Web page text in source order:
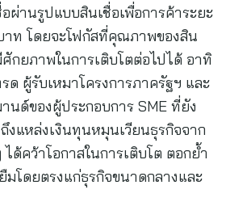
ผ่านรูปแบบสินเชื่อเพื่อการค้าระยะ
ท โดยจะโฟกัสที่คุณภาพของสิน
กยภาพในการเติบโตต่อไปได้ อาทิ
ด ผู้รับเหมาโครงการภาครัฐฯ และ
นด์ของผู้ประกอบการ SME ที่ยัง
งแหล่งเงินทุนหมุนเวียนธุรกิจจาก
ด้คว้าโอกาสในการเติบโต ตอกย้ำ
มโดยตรงแก่ธุรกิจขนาดกลางและ